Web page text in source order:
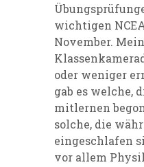
wichtigen
November.
oder weniger
gab es welche,
mitlernen
solche, die
eingeschlafen
vor allem